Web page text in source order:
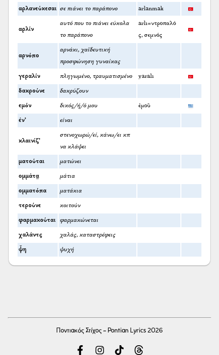
αρλανεύκεσαι σε πιάνει το παράπονο arlanmak
αρλίν
αυτό που το πιάνει εύκολα
το παράπονο
arlı=ντροπαλό
ς, σεμνός
αρνόπο
αρνάκι, χαϊδευτική
προσφώνηση γυναίκας
γεραλίν πληγωμένο, τραυματισμένο yaralı
δακρούνε δακρύζουν
εμόν δικός/ή/ό μου ἐμοῦ
έν’ είναι
κλαινίζ’
στενοχωρώ/εί, κάνω/ει κπ
να κλάψει
ματούται ματώνει
ομμάτα̤ μάτια
ομματόπα ματάκια
τερούνε κοιτούν
φαρμακούται φαρμακώνεται
χαλάντς χαλάς, καταστρέφεις
ψ̌η ψυχή
Ποντιακός Στίχος - Pontian Lyrics 2026